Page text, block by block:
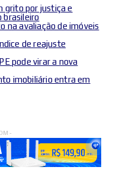
grito por justiça e
brasileiro
na avaliação de imóveis
de reajuste
pode virar a nova
imobiliário entra em
-